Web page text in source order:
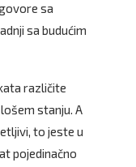
sa
sa budućim
različite
stanju. A
to jeste u
pojedinačno